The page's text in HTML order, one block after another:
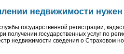
недвижимости
государственной регистрации,
получении государственных услуг по
недвижимости сведения о Страховом